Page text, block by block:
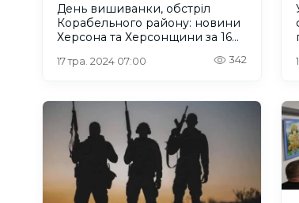
День вишиванки, обстріл
Корабельного району: новини
Херсона та Херсонщини за 16
17 тра. 2024 07:00 342